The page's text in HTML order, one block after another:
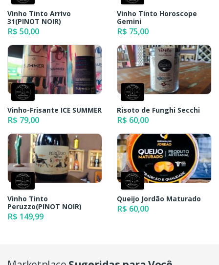
Vinho Tinto Arrivo
31(PINOT NOIR)
R$ 50,00
Vinho Tinto Horoscope
Gemini
R$ 75,00
Vinho-Frisante ICE SUMMER
R$ 79,00
Risoto de Funghi Secchi
R$ 60,00
Vinho Tinto
Peruzzo(PINOT NOIR)
R$ 149,99
Queijo Jordão Maturado
R$ 60,00